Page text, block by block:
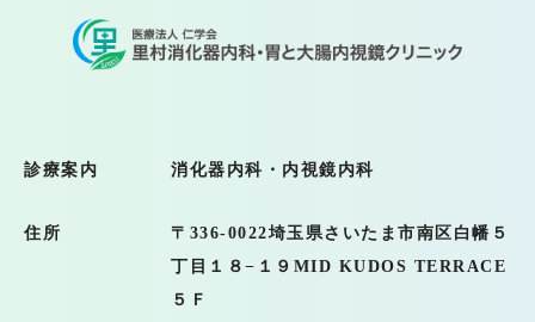
診療案内 消化器内科・内視鏡内科
住所 〒336-0022埼玉県さいたま市南区白幡５
丁目１８−１９MID KUDOS TERRACE
５Ｆ